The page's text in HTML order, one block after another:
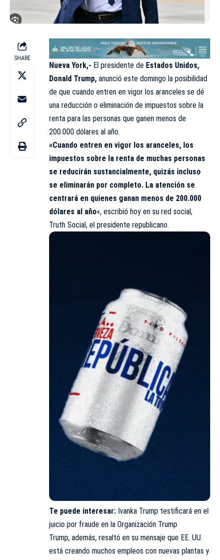
SHARE
Nueva York,- El presidente de Estados Unidos,
Donald Trump, anunció este domingo la posibilidad
de que cuando entren en vigor los aranceles se dé
una reducción o eliminación de impuestos sobre la
renta para las personas que ganen menos de
200.000 dólares al año.
«Cuando entren en vigor los aranceles, los
impuestos sobre la renta de muchas personas
se reducirán sustancialmente, quizás incluso
se eliminarán por completo. La atención se
centrará en quienes ganan menos de 200.000
dólares al año«, escribió hoy en su red social,
Truth Social, el presidente republicano.
Te puede interesar: Ivanka Trump testificará en el
juicio por fraude en la Organización Trump
Trump, además, resaltó en su mensaje que EE. UU.
está creando muchos empleos con nuevas plantas y